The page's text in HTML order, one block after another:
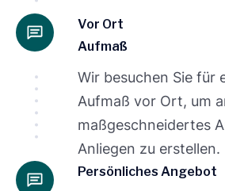
Vor Ort
Aufmaß
Wir besuchen Sie für
Aufmaß vor Ort, um
maßgeschneidertes
Anliegen zu erstellen.
Persönliches Angebot